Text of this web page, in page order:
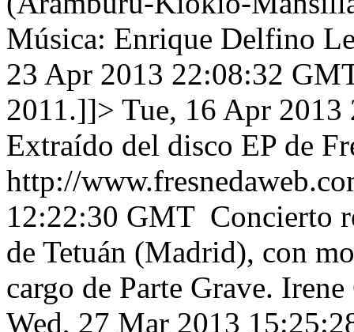
Música: Enrique Delfino
23 Apr 2013 22:08:32
2011.]]> Tue, 16 Apr
Extraído del disco EP de
http://
12:22:30 GMT Concierto
de Tetuán (Madrid), con
cargo de Parte Grave.
Wed, 27 Mar 2013